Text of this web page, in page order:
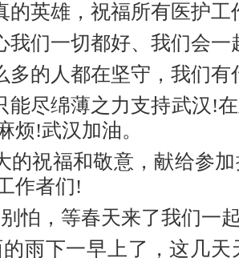
英雄，祝福所有医护工
们一切都好、我们会一
的人都在坚守，我们有
尽绵薄之力支持武汉!在
烦!武汉加油。
祝福和敬意，献给参加
作者们!
，等春天来了我们一
下一早上了，这几天